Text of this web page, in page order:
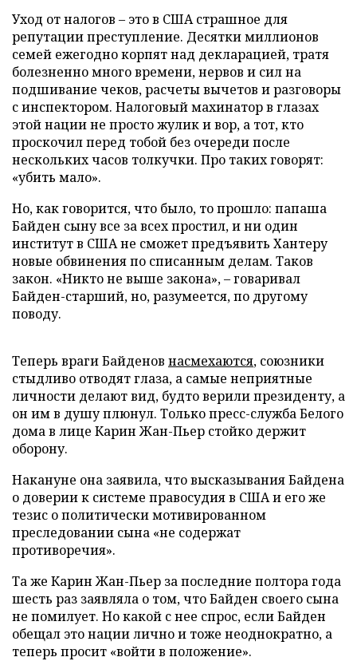
Уход от налогов – это в США страшное для
репутации преступление. Десятки миллионов
семей ежегодно корпят над декларацией, тратя
болезненно много времени, нервов и сил на
подшивание чеков, расчеты вычетов и разговоры
с инспектором. Налоговый махинатор в глазах
этой нации не просто жулик и вор, а тот, кто
проскочил перед тобой без очереди после
нескольких часов толкучки. Про таких говорят:
«убить мало».
Но, как говорится, что было, то прошло: папаша
Байден сыну все за всех простил, и ни один
институт в США не сможет предъявить Хантеру
новые обвинения по списанным делам. Таков
закон. «Никто не выше закона», – говаривал
Байден-старший, но, разумеется, по другому
поводу.
Теперь враги Байденов насмехаются, союзники
стыдливо отводят глаза, а самые неприятные
личности делают вид, будто верили президенту, а
он им в душу плюнул. Только пресс-служба Белого
дома в лице Карин Жан-Пьер стойко держит
оборону.
Накануне она заявила, что высказывания Байдена
о доверии к системе правосудия в США и его же
тезис о политически мотивированном
преследовании сына «не содержат
противоречия».
Та же Карин Жан-Пьер за последние полтора года
шесть раз заявляла о том, что Байден своего сына
не помилует. Но какой с нее спрос, если Байден
обещал это нации лично и тоже неоднократно, а
теперь просит «войти в положение».